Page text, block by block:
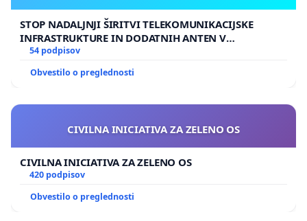
STOP NADALJNJI ŠIRITVI TELEKOMUNIKACIJSKE
INFRASTRUKTURE IN DODATNIH ANTEN V
GRADIŠČAKU
54 podpisov
Obvestilo o preglednosti
CIVILNA INICIATIVA ZA ZELENO OS
CIVILNA INICIATIVA ZA ZELENO OS
420 podpisov
Obvestilo o preglednosti